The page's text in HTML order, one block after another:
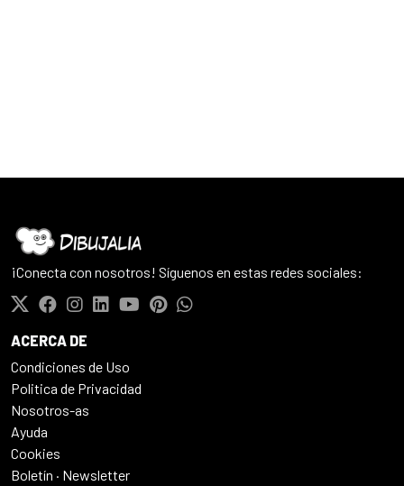
¡Conecta con nosotros! Síguenos en estas redes sociales:
ACERCA DE
Condiciones de Uso
Politica de Privacidad
Nosotros-as
Ayuda
Cookies
Boletín · Newsletter